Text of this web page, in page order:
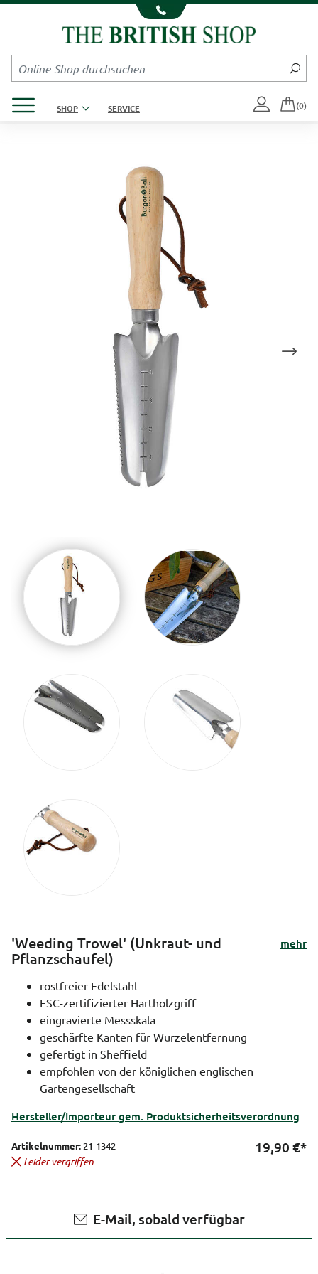
Kompletten Head der Seite überspringen
SHOP SERVICE (0)
'Weeding Trowel' (Unkraut- und
Pflanzschaufel)
mehr
rostfreier Edelstahl
FSC-zertifizierter Hartholzgriff
eingravierte Messskala
geschärfte Kanten für Wurzelentfernung
gefertigt in Sheffield
empfohlen von der königlichen englischen
Gartengesellschaft
Hersteller/Importeur gem. Produktsicherheitsverordnung
Artikelnummer: 21-1342
Leider vergriffen
19,90 €*
E-Mail, sobald verfügbar